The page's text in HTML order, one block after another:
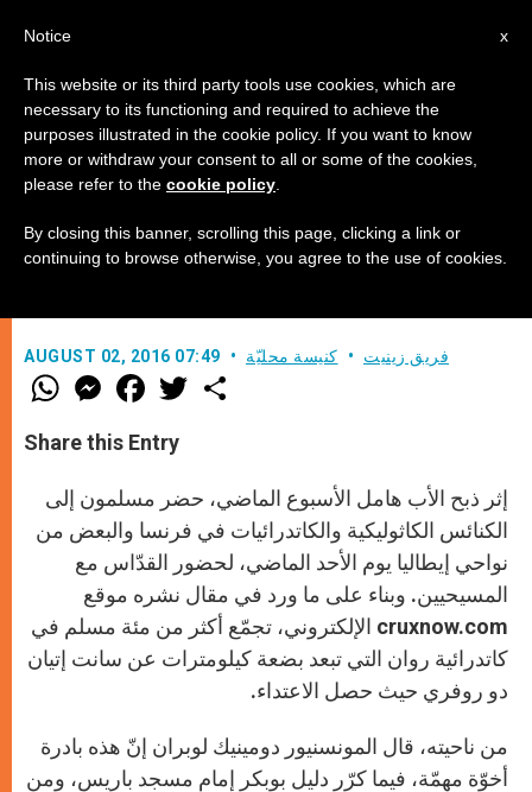
مسلمو فرنسا وإيطاليا انضمّوا إلى
القداديس يوم الأحد
AUGUST 02, 2016 07:49 فريق زينيت كنيسة محليّة
W
h
t
s
p
p
M
e
s
e
e
r
F
a
e
b
k
w
r
Share this Entry
إثر ذبح الأب هامل الأسبوع الماضي، حضر مسلمون إلى
الكنائس الكاثوليكية والكاتدرائيات في فرنسا والبعض من
نواحي إيطاليا يوم الأحد الماضي، لحضور القدّاس مع
المسيحيين. وبناء على ما ورد في مقال نشره موقع
cruxnow.com الإلكتروني، تجمّع أكثر من مئة مسلم في
كاتدرائية روان التي تبعد بضعة كيلومترات عن سانت إتيان
دو روفري حيث حصل الاعتداء.
من ناحيته، قال المونسنيور دومينيك لوبران إنّ هذه بادرة
أخوّة مهمّة، فيما كرّر دليل بوبكر إمام مسجد باريس، ومن
x
Notice
This website or its third party tools use cookies, which are
necessary to its functioning and required to achieve the
purposes illustrated in the cookie policy. If you want to know
more or withdraw your consent to all or some of the cookies,
please refer to the cookie policy
By closing this banner, scrolling this page, clicking a link or
continuing to browse otherwise, you agree to the use of cookies.